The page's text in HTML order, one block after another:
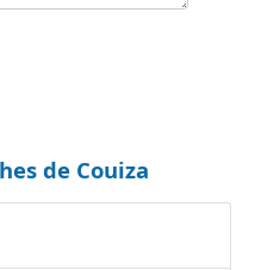
de Couiza